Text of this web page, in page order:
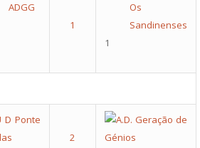
ADGG
Os
Sandinenses
1